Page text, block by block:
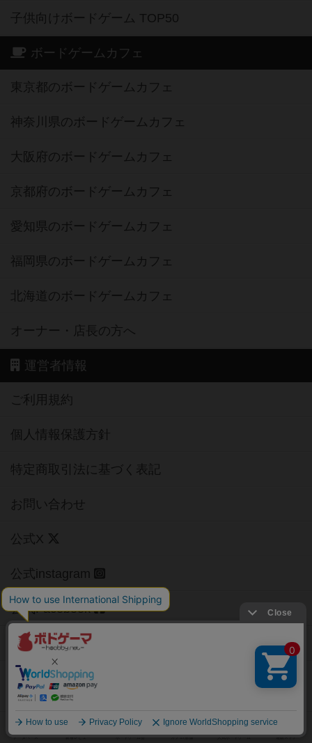
子供向けボードゲーム TOP50
ボードゲームカフェ
東京都のボードゲームカフェ
神奈川県のボードゲームカフェ
大阪府のボードゲームカフェ
京都府のボードゲームカフェ
愛知県のボードゲームカフェ
福岡県のボードゲームカフェ
北海道のボードゲームカフェ
オーナー・店長の方へ
運営者情報
ご利用規約
個人情報保護方針
特定商取引法に基づく表記
お問い合わせ
公式X
公式instagram
公式Facebook
公式YouTubeチャンネル
【ボドゲーマ】ボードゲームの総合情報サイト